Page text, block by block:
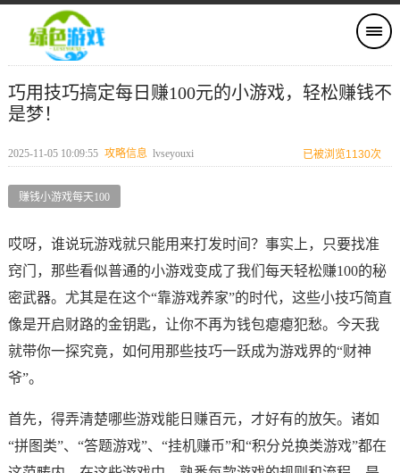
巧用技巧搞定每日赚100元的小游戏，轻松赚钱不
是梦！
2025-11-05 10:09:55 攻略信息 lvseyouxi 已被浏览1130次
赚钱小游戏每天100
哎呀，谁说玩游戏就只能用来打发时间？事实上，只要找准
窍门，那些看似普通的小游戏变成了我们每天轻松赚100的秘
密武器。尤其是在这个“靠游戏养家”的时代，这些小技巧简直
像是开启财路的金钥匙，让你不再为钱包瘪瘪犯愁。今天我
就带你一探究竟，如何用那些技巧一跃成为游戏界的“财神
爷”。
首先，得弄清楚哪些游戏能日赚百元，才好有的放矢。诸如
“拼图类”、“答题游戏”、“挂机赚币”和“积分兑换类游戏”都在